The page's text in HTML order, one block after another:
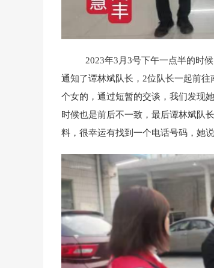
2023年3月3号下午一点半的时候
通知了谭林斌队长，2位队长一起前
个女的，通过短暂的交谈，我们发现
时候也是前后不一致，最后谭林斌队
料，很幸运有找到一个电话号码，她